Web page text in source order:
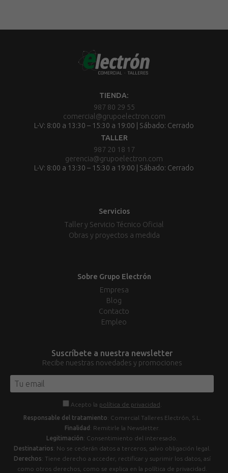
TIENDA:
987 80 29 55
comercial@grupoelectron.com
L-V: 8:00 a 13:30 – 15:30 a 19:00 | Sábado: Cerrado
TALLER
987 20 18 17
gerencia@grupoelectron.com
L-V: 8:00 a 13:30 – 15:30 a 19:00 | Sábado: Cerrado
Servicios
Taller y Servicio Técnico Oficial
Obras y proyectos a medida
Sobre Grupo Electrón
Empresa
Blog
Contacto
Empleo
Suscríbete a nuestra newsletter
Recibe nuestras novedades y promociones
Acepto la política de privacidad
Responsable del tratamiento: Comercial Talleres Electrón, S.L.
Finalidad : Remitirle la Newsletter.
Legitimación: Consentimiento del interesado.
Destinatarios: No se cederán datos a terceros, salvo obligación legal.
Derechos: Tiene derecho a acceder, rectificar y suprimir los datos, así
como otros derechos, como se explica en la política de privacidad.